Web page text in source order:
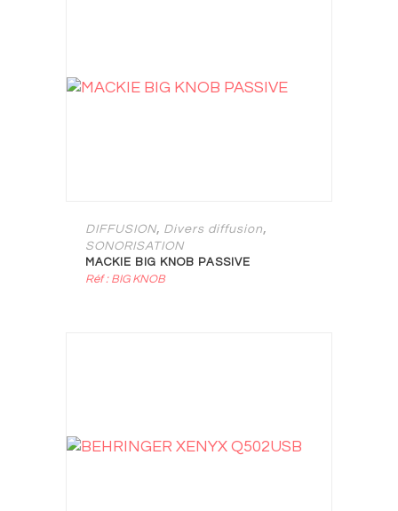
DIFFUSION, Divers diffusion,
SONORISATION
MACKIE BIG KNOB PASSIVE
Réf : BIG KNOB